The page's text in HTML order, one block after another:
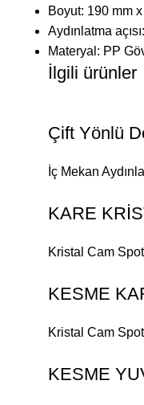
Boyut: 190 mm
Aydınlatma
Materyal: PP
İlgili ürünler
Çift Yönlü
İç Mekan
KARE
Kristal Cam
KESME
Kristal Cam
KESME